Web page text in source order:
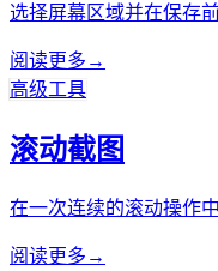
选择屏幕区域并在保存
阅读更多 →
高级工具
滚动截图
在一次连续的滚动操作
阅读更多 →